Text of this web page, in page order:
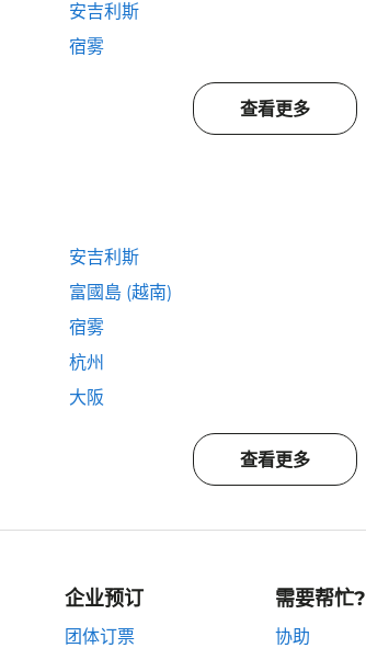
安吉利斯
宿雾
查看更多
安吉利斯
富國島 (越南)
宿雾
杭州
大阪
查看更多
企业预订
团体订票
需要帮忙?
协助